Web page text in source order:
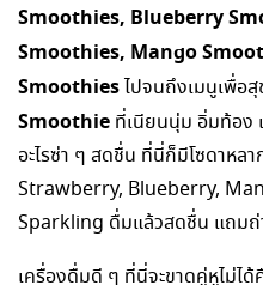
Smoothies, Blueberry
Smoothies, Mango
Smoothiesไปจนถึงเมนูเพื่อ
Smoothie ที่เนียนนุ่ม อิ่มท้อง
อะไรซ่า ๆ สดชื่น ที่นี่ก็มีโซดาหล
Strawberry, Blueberry,
Sparkling ดื่มแล้วสดชื่น แถมถ่
เครื่องดื่มดี ๆ ที่นี่จะขาดคู่หูไม่ได้